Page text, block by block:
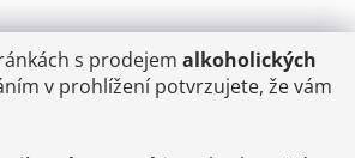
s prodejem alkoholických
v prohlížení potvrzujete, že vám